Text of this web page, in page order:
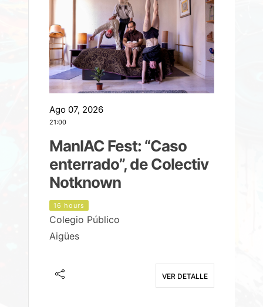
Ago 07, 2026
21:00
ManIAC Fest: “Caso
enterrado”, de Colectiv
Notknown
16 hours
Colegio Público
Aigües
VER DETALLE